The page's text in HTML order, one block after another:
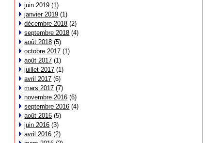
juin 2019 (1)
janvier 2019 (1)
décembre 2018 (2)
septembre 2018 (4)
août 2018 (5)
octobre 2017 (1)
août 2017 (1)
juillet 2017 (1)
avril 2017 (6)
mars 2017 (7)
novembre 2016 (6)
septembre 2016 (4)
août 2016 (5)
juin 2016 (3)
avril 2016 (2)